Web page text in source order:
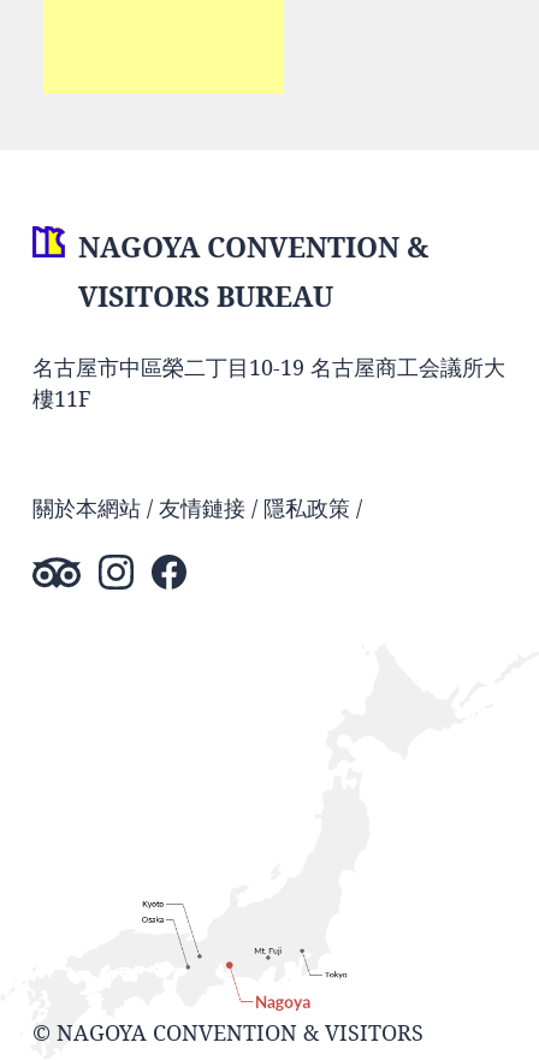
NAGOYA CONVENTION &
VISITORS BUREAU
名古屋市中區榮二丁目10-19 名古屋商工会議所大
樓11F
關於本網站 友情鏈接 隱私政策
© NAGOYA CONVENTION & VISITORS